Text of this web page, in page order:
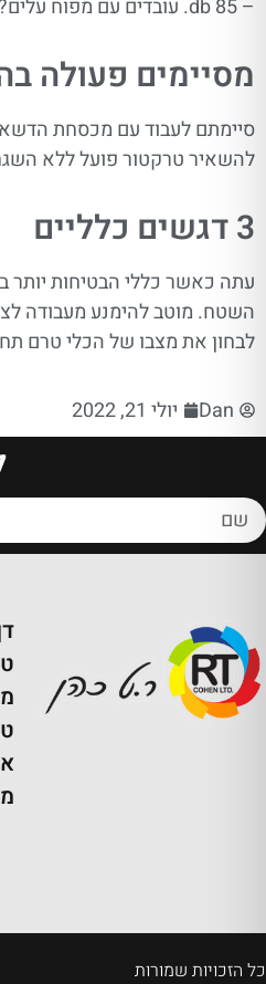
– 85 db. עובדים עם מפוח עלים? מוטב לעטות נשמית (מגנה מפני שאיבה מוגברת של אבק) ולעטות משקפי מגן.
מסיימים פעולה
סיימתם לעבוד עם מכסחת
להשאיר טרקטור פועל ללא
3 דגשים כלליים
עתה כאשר כללי הבטיחות יותר
השטח. מוטב להימנע מעבודה
לבחון את מצבו של הכלי טרם
Dan יולי 21, 2022
כל הזכויות שמורות